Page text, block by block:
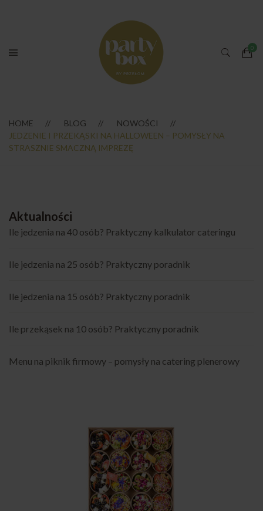
HOME BLOG
NOWOŚCI
JEDZENIE I PRZEKĄSKI NA HALLOWEEN – POMYSŁY NA
STRASZNIE SMACZNĄ IMPREZĘ
Aktualności
Ile jedzenia na 40 osób? Praktyczny kalkulator cateringu
Ile jedzenia na 25 osób? Praktyczny poradnik
Ile jedzenia na 15 osób? Praktyczny poradnik
Ile przekąsek na 10 osób? Praktyczny poradnik
Menu na piknik firmowy – pomysły na catering plenerowy